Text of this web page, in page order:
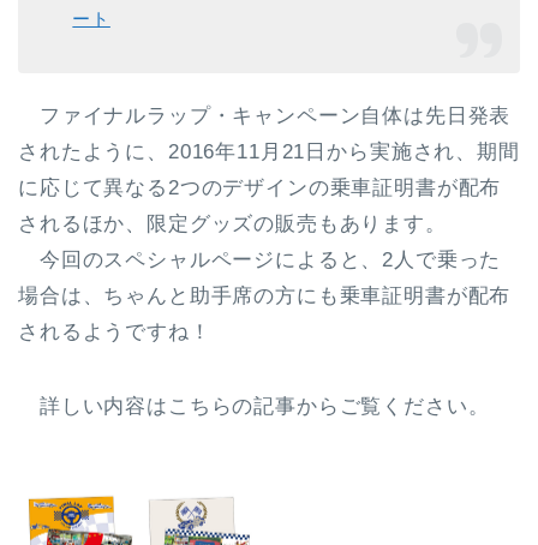
ート
ファイナルラップ・キャンペーン自体は先日発表
されたように、 2016年11月21日から実施され、期間
に応じて異なる2つのデザインの乗車証明書が配布
されるほか、限定グッズの販売もあります。
今回のスペシャルページによると、2人で乗った
場合は、ちゃんと助手席の方にも乗車証明書が配布
されるようですね！
詳しい内容はこちらの記事からご覧ください。